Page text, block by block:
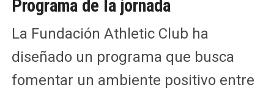
Programa de la jornada
La Fundación Athletic Club ha
diseñado un programa que busca
fomentar un ambiente positivo entre